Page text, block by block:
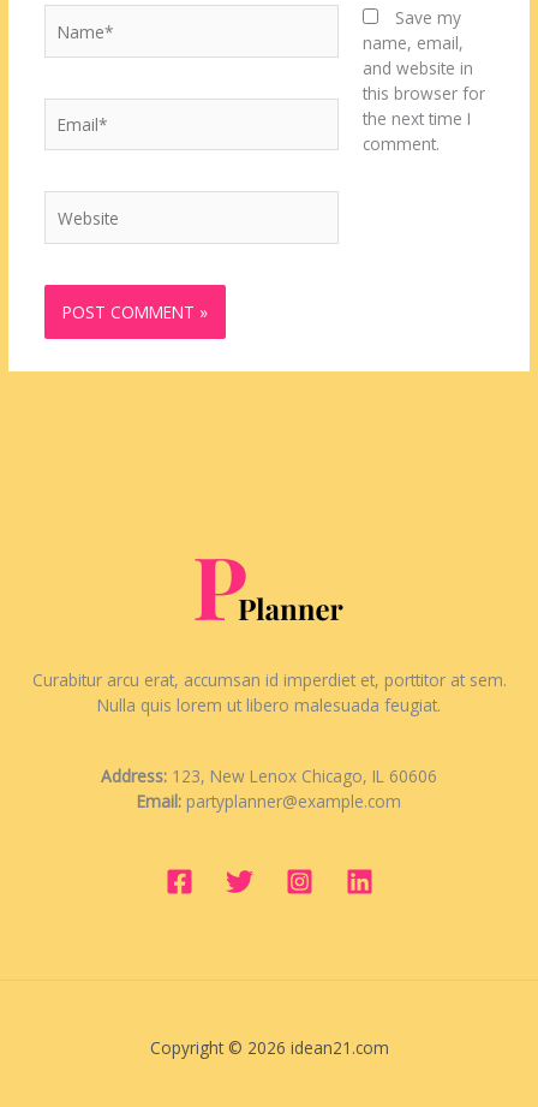
Save my
name, email,
and website in
this browser for
the next time I
comment.
Curabitur arcu erat, accumsan id imperdiet et, porttitor at sem.
Nulla quis lorem ut libero malesuada feugiat.
Address: 123, New Lenox Chicago, IL 60606
Email: partyplanner@example.com
Copyright © 2026 idean21.com